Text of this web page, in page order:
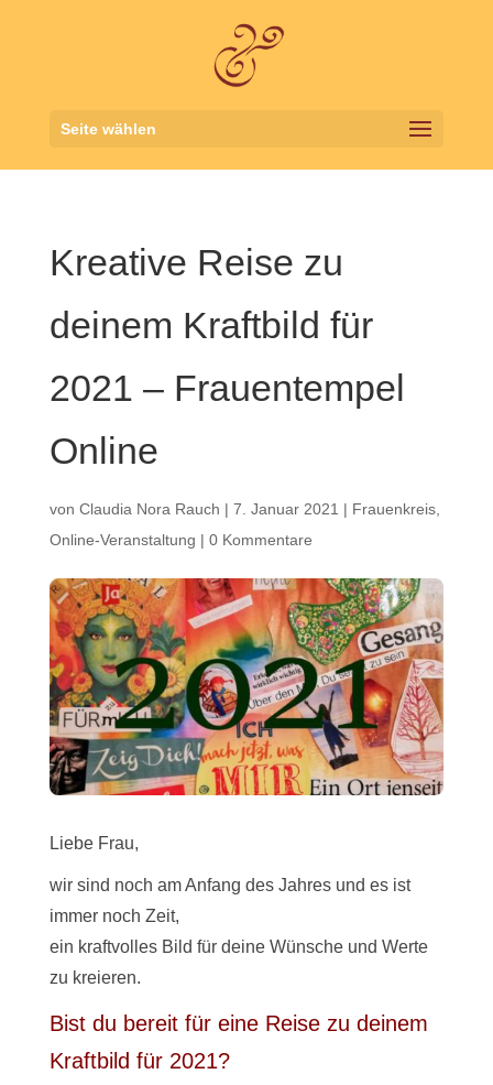
Seite wählen
Kreative Reise zu
deinem Kraftbild für
2021 – Frauentempel
Online
von Claudia Nora Rauch | 7. Januar 2021 | Frauenkreis,
Online-Veranstaltung | 0 Kommentare
Liebe Frau,
wir sind noch am Anfang des Jahres und es ist
immer noch Zeit,
ein kraftvolles Bild für deine Wünsche und Werte
zu kreieren.
Bist du bereit für eine Reise zu deinem
Kraftbild für 2021?